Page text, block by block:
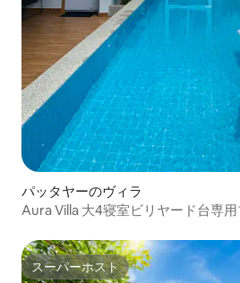
パッタヤーのヴィラ
Aura Villa 大4寝室ビリヤード台専
スーパーホスト
スーパーホスト